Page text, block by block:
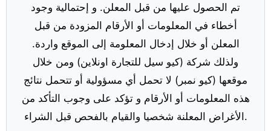
تم الحصول عليها من قبل المعلن. و إحتمالية وجود
أخطاء في المعلومات أو الأرقام المزودة من قبل
المعلن أو خلال إدخال المعلومة إلى الموقع واردة.
ولذلك شركة (كيو سيل للتجارة اونلاين) ومن خلال
موقعها (كيو نمبر) لا تحمل أي مسؤولية أو تتحمل نتائج
هذه المعلومات أو الأرقام و تؤكد على وجوب التأكد من
الأغراض المعلنة شخصيا والقيام بالفحص قبل الشراء.